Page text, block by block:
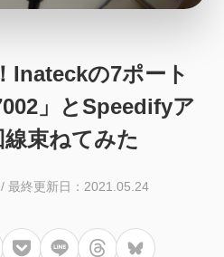
Inateckの7ポート
」とSpeedifyア
束ねてみた
/ 最終更新日：2021.05.24